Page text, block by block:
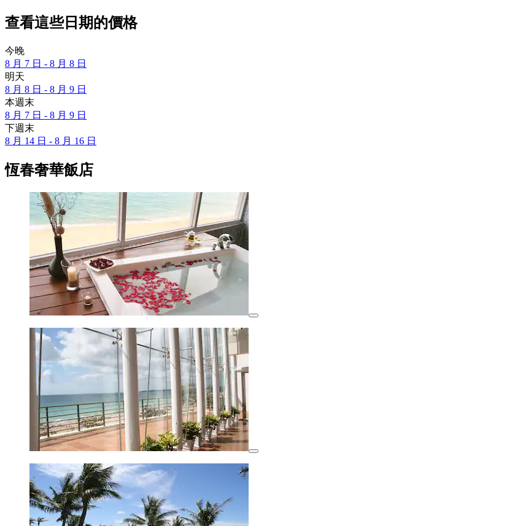
查看這些日期的價格
今晚
8 月 7 日 - 8 月 8 日
明天
8 月 8 日 - 8 月 9 日
本週末
8 月 7 日 - 8 月 9 日
下週末
8 月 14 日 - 8 月 16 日
恆春奢華飯店